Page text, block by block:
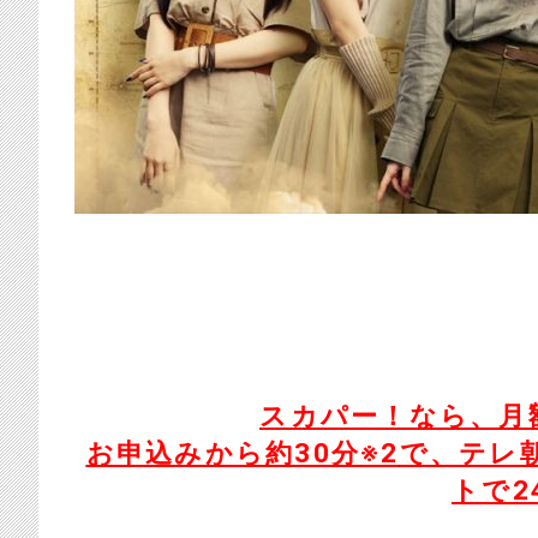
スカパー！なら、
お申込みから約30分※2で、テレ
トで